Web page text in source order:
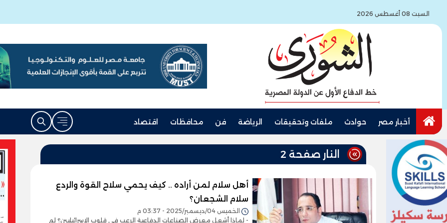
السبت 08 أغسطس 2026
أخبار مصر حوادث ملفات وتحقيقات الرياضة فن محافظات اقتصاد
النار صفحة 2
أهل سلام لمن أراده .. كيف يحمي سلاح القوة والردع
سلام الشجعان؟
الخميس 04/ديسمبر/2025 - 03:37 م
- لماذا أشعل معرض الصناعات الدفاعية الرعب في قلوب الإسرائيليين؟ لم